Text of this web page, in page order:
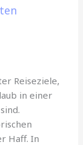
Reiseziele,
in einer
Haff. In